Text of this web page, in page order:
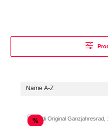
%Rabatt